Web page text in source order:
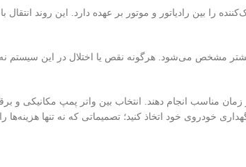
را بین رادیاتور و موتور بر عهده دارد. این روند
مشخص می‌شود. هرگونه نقص یا اختلال در این سیستم
زمان مناسب انجام دهند. انتخاب بین واتر پمپ مکانیکی
خودروی خود اتخاذ کنید؛ تصمیماتی که نه تنها